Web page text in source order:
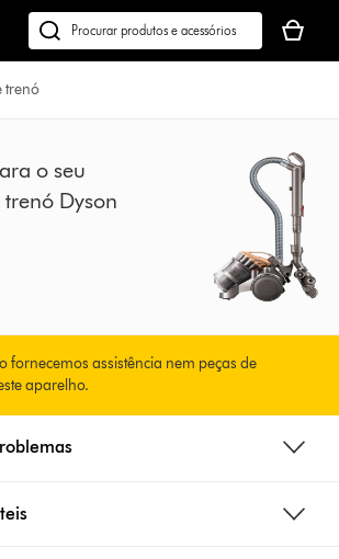
Pesquisar
em
dyson.pt
seu
cesto
vazio
trenó
o seu
Dyson
fornecemos assistência nem peças de
aparelho.